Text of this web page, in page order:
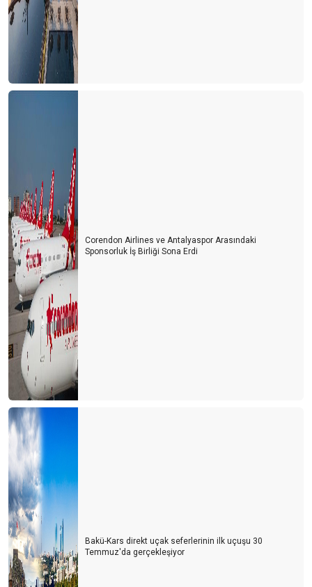
Corendon Airlines ve Antalyaspor Arasındaki
Sponsorluk İş Birliği Sona Erdi
Bakü-Kars direkt uçak seferlerinin ilk uçuşu 30
Temmuz'da gerçekleşiyor